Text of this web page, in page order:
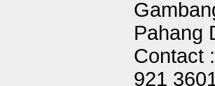
Pahang
Contact
921